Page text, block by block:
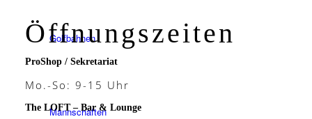
Golfbahnen
Mannschaften
Öffnungszeiten
ProShop / Sekretariat
Mo.-So: 9-15 Uhr
The LOFT – Bar & Lounge